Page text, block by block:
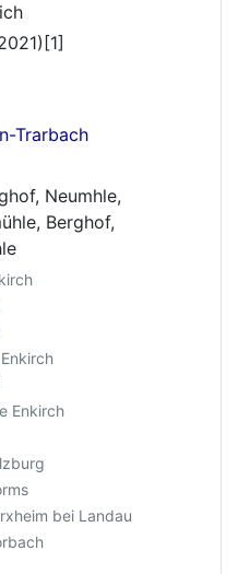
Trarbach
Neumhle,
Berghof,
Enkirch
bei Landau